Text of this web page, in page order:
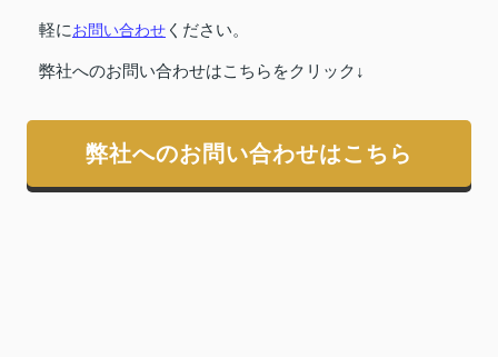
軽にお問い合わせ ください。
弊社へのお問い合わせはこちらをクリック↓
弊社へのお問い合わせはこちら